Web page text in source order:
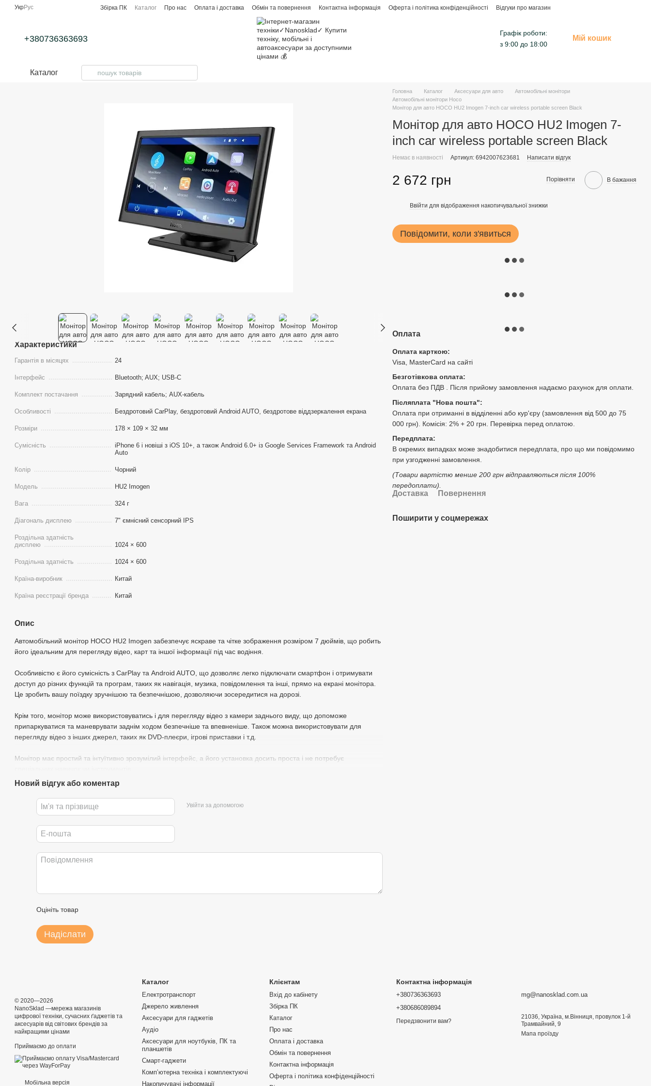
Перейти до основного контенту
УкрРус Збірка ПК Каталог Про нас Оплата і доставка Обмін та повернення Контактна інформація Оферта і політика конфіденційності Відгуки про магазин
+380736363693
Графік роботи:
з 9:00 до 18:00
Мій кошик
Каталог
Характеристики
Гарантія в місяцях 24
Інтерфейс Bluetooth; AUX; USB-С
Комплект постачання Зарядний кабель; AUX-кабель
Особливості Бездротовий CarPlay, бездротовий Android AUTO, бездротове віддзеркалення екрана
Розміри 178 × 109 × 32 мм
Сумісність
iPhone 6 і новіші з iOS 10+, а також Android 6.0+ із Google Services Framework та Android
Auto
Колір Чорний
Модель HU2 Imogen
Вага 324 г
Діагональ дисплею 7" ємнісний сенсорний IPS
Роздільна здатність
дисплею
1024 × 600
Роздільна здатність 1024 × 600
Країна-виробник Китай
Країна реєстрації бренда Китай
Опис
Автомобільний монітор HOCO HU2 Imogen забезпечує яскраве та чітке зображення розміром 7 дюймів, що робить
його ідеальним для перегляду відео, карт та іншої інформації під час водіння.
Особливістю є його сумісність з CarPlay та Android AUTO, що дозволяє легко підключати смартфон і отримувати
доступ до різних функцій та програм, таких як навігація, музика, повідомлення та інші, прямо на екрані монітора.
Це зробить вашу поїздку зручнішою та безпечнішою, дозволяючи зосередитися на дорозі.
Крім того, монітор може використовуватись і для перегляду відео з камери заднього виду, що допоможе
припаркуватися та маневрувати заднім ходом безпечніше та впевненіше. Також можна використовувати для
перегляду відео з інших джерел, таких як DVD-плеєри, ігрові приставки і т.д.
Монітор має простий та інтуїтивно зрозумілий інтерфейс, а його установка досить проста і не потребує
Новий відгук або коментар
Увійти за допомогою
Оцініть товар
Надіслати
Головна Каталог Аксесуари для авто
Автомобільні монітори
Автомобільні монітори Hoco
Монітор для авто HOCO HU2 Imogen 7-inch car wireless portable screen Black
Монітор для авто HOCO HU2 Imogen 7-
inch car wireless portable screen Black
Немає в наявності Артикул: 6942007623681 Написати відгук
2 672 грн Порівняти В бажання
Ввійти для відображення накопичувальної знижки
Повідомити, коли з'явиться
Оплата
Оплата карткою:
Visa, MasterCard на сайті
Безготівкова оплата:
Оплата без ПДВ . Після прийому замовлення надаємо рахунок для оплати.
Післяплата "Нова пошта":
Оплата при отриманні в відділенні або кур'єру (замовлення від 500 до 75
000 грн). Комісія: 2% + 20 грн. Перевірка перед оплатою.
Передплата:
В окремих випадках може знадобитися передплата, про що ми повідомимо
при узгодженні замовлення.
(Товари вартістю менше 200 грн відправляються після 100%
передоплати).
Доставка Повернення
Поширити у соцмережах
© 2020—2026
NanoSklad —мережа магазинів
цифрової техніки, сучасних ґаджетів та
аксесуарів від світових брендів за
найкращими цінами
Приймаємо до оплати
Мобільна версія
Каталог
Електротранспорт
Джерело живлення
Аксесуари для гаджетів
Аудіо
Аксесуари для ноутбуків, ПК та
планшетів
Смарт-гаджети
Компʼютерна техніка і комплектуючі
Накопичувачі інформації
Клієнтам
Вхід до кабінету
Збірка ПК
Каталог
Про нас
Оплата і доставка
Обмін та повернення
Контактна інформація
Оферта і політика конфіденційності
Контактна інформація
+380736363693
+380686089894
Передзвонити вам?
mg@nanosklad.com.ua
21036, Україна, м.Вінниця, провулок 1-й
Трамвайний, 9
Мапа проїзду